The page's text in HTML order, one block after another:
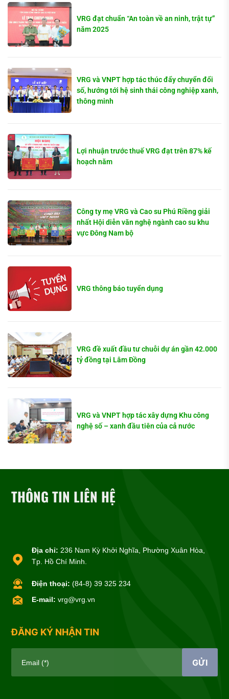
VRG đạt chuẩn “An toàn về an ninh, trật tự”
năm 2025
VRG và VNPT hợp tác thúc đẩy chuyển đổi
số, hướng tới hệ sinh thái công nghiệp xanh,
thông minh
Lợi nhuận trước thuế VRG đạt trên 87% kế
hoạch năm
Công ty mẹ VRG và Cao su Phú Riềng giải
nhất Hội diễn văn nghệ ngành cao su khu
vực Đông Nam bộ
VRG thông báo tuyển dụng
VRG đề xuất đầu tư chuỗi dự án gần 42.000
tỷ đồng tại Lâm Đồng
VRG và VNPT hợp tác xây dựng Khu công
nghệ số – xanh đầu tiên của cả nước
THÔNG TIN LIÊN HỆ
Địa chỉ: 236 Nam Kỳ Khởi Nghĩa, Phường Xuân Hòa,
Tp. Hồ Chí Minh.
Điện thoại: (84-8) 39 325 234
E-mail: vrg@vrg.vn
ĐĂNG KÝ NHẬN TIN
Email (*) GỬI